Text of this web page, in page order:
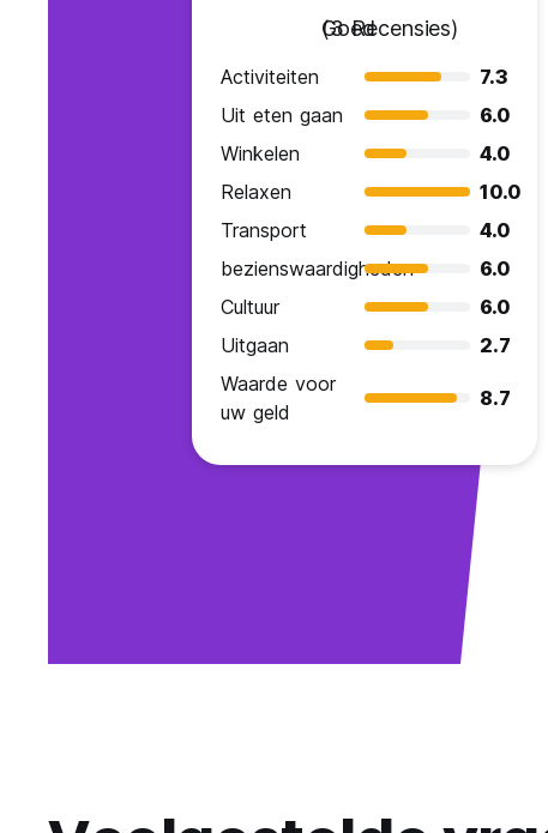
Goed
(3 Recensies)
Activiteiten
7.3
Uit eten gaan
6.0
Winkelen
4.0
Relaxen
10.0
Transport
4.0
bezienswaardigheden
6.0
Cultuur
6.0
Uitgaan
2.7
Waarde voor
uw geld
8.7